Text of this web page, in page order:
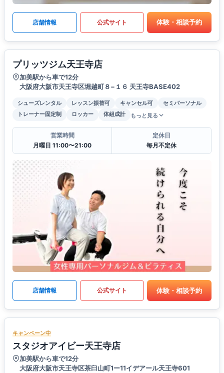
店舗情報 公式サイト 体験・相談予約
プリッツジム天王寺店
加美駅から車で12分
大阪府大阪市天王寺区堀越町８−１６ 天王寺BASE402
シューズレンタル レッスン振替可 キャンセル可
セミパーソナル
トレーナー固定制
ロッカー 体組成計 もっと見る
営業時間
月曜日 11:00〜21:00
定休日
毎月不定休
店舗情報 公式サイト 体験・相談予約
キャンペーン中
スタジオアイビー天王寺店
加美駅から車で12分
大阪府大阪市天王寺区茶臼山町1ー11イデアール天王寺601